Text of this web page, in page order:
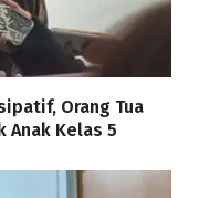
Orang Tua
Anak Kelas 5